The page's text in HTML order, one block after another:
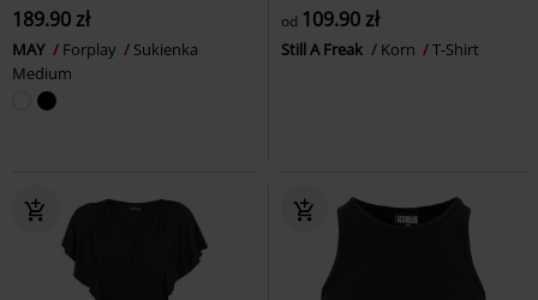
189.90 zł
MAY Forplay
Sukienka
Medium
od 109.90 zł
Still A Freak Korn T-Shirt